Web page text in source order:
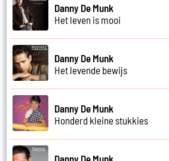
Danny De Munk
Het leven is mooi
Danny De Munk
Het levende bewijs
Danny De Munk
Honderd kleine stukkies
Danny De Munk